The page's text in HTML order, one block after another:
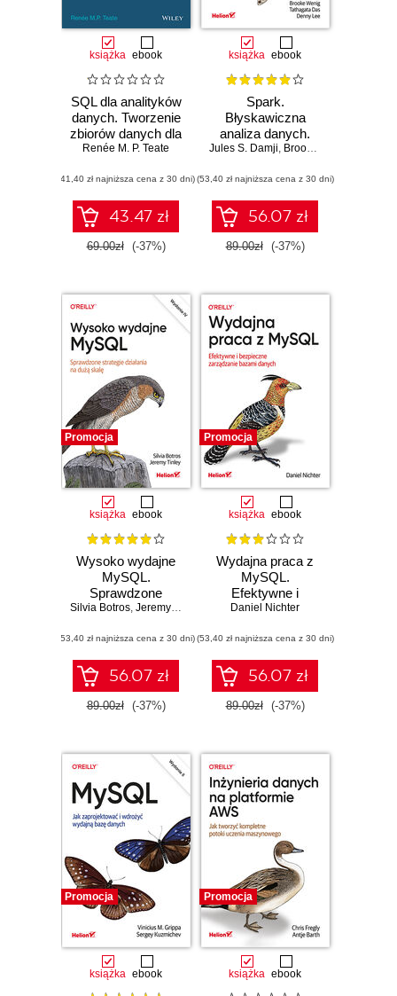
książka ebook
SQL dla analityków
danych. Tworzenie
zbiorów danych dla
początkujących
Renée M. P. Teate
(41,40 zł najniższa cena z 30 dni)
43.47 zł
69.00zł (-37%)
książka ebook
Spark.
Błyskawiczna
analiza danych.
Wydanie II
Jules S. Damji, Brooke Wenig
(53,40 zł najniższa cena z 30 dni)
56.07 zł
89.00zł (-37%)
Promocja
książka ebook
Wysoko wydajne
MySQL.
Sprawdzone
strategie działania
Wydanie IV
Silvia Botros, Jeremy Tinley
(53,40 zł najniższa cena z 30 dni)
56.07 zł
89.00zł (-37%)
Promocja
książka ebook
Wydajna praca z
MySQL.
Efektywne i
bezpieczne
bazami danych
Daniel Nichter
(53,40 zł najniższa cena z 30 dni)
56.07 zł
89.00zł (-37%)
Promocja
książka ebook
Promocja
książka ebook